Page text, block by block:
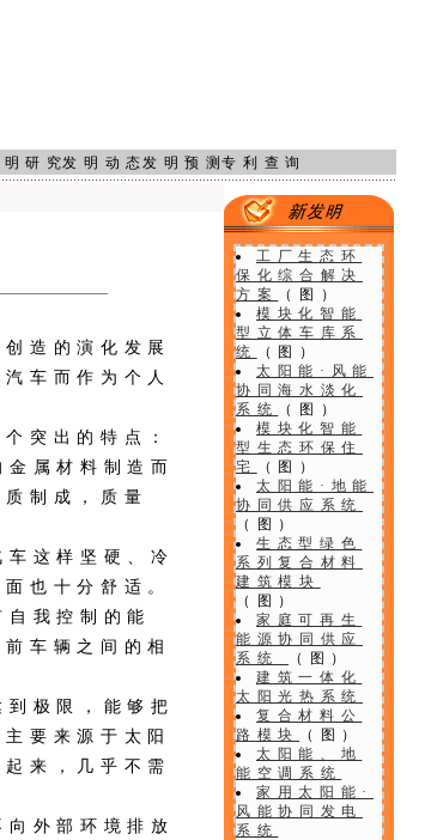
研究发明动态发明预测专利查询
造的演化发展
车而作为个人
突出的特点：
属材料制造而
制成，质量
这样坚硬、冷
也十分舒适。
我控制的能
车辆之间的相
极限，能够把
要来源于太阳
来，几乎不需
外部环境排放
工厂生态环
保化综合解决
方案
（图）
模块化智能
型立体车库系
统
（图）
太阳能·风能
协同海水淡化
系统
（图）
模块化智能
型生态环保住
宅
（图）
太阳能·地能
协同供应系统
（图）
生态型绿色
系列复合材料
建筑模块
（图）
家庭可再生
能源协同供应
系统
（图）
建筑一体化
太阳光热系统
复合材料公
路模块
（图）
太阳能、地
能空调系统
家用太阳能·
风能协同发电
系统